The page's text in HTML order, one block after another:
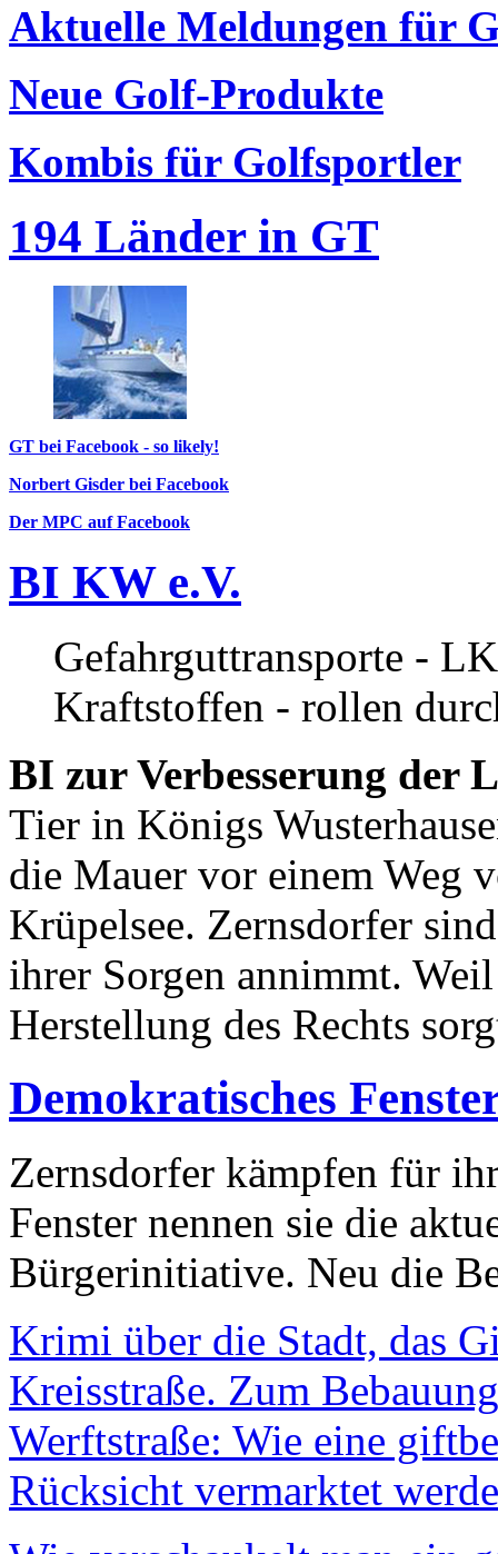
Aktuelle Meldungen für
Neue Golf-Produkte
Kombis für Golfsportler
194 Länder in GT
GT bei Facebook - so likely!
Norbert Gisder bei Facebook
Der MPC auf Facebook
BI KW e.V.
Gefahrguttransporte -
Kraftstoffen - rollen
BI zur Verbesserung der
Tier in Königs
die Mauer vor einem Weg
Krüpelsee. Zernsdorfer
ihrer Sorgen annimmt.
Herstellung des Rechts
Demokratisches
Zernsdorfer kämpfen für
Fenster nennen sie die
Bürgerinitiative. Neu die
Krimi über die Stadt, das
Kreisstraße. Zum
Werftstraße: Wie eine
Rücksicht vermarktet